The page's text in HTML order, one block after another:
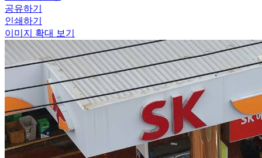
공유하기
인쇄하기
이미지 확대 보기